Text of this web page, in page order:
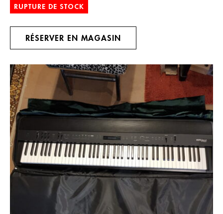
RUPTURE DE STOCK
RÉSERVER EN MAGASIN